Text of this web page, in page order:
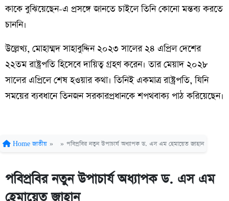
কাকে বুঝিয়েছেন-এ প্রসঙ্গে জানতে চাইলে তিনি কোনো মন্তব্য করতে
চাননি।
উল্লেখ্য, মোহাম্মদ সাহাবুদ্দিন ২০২৩ সালের ২৪ এপ্রিল দেশের
২২তম রাষ্ট্রপতি হিসেবে দায়িত্ব গ্রহণ করেন। তার মেয়াদ ২০২৮
সালের এপ্রিলে শেষ হওয়ার কথা। তিনিই একমাত্র রাষ্ট্রপতি, যিনি
সময়ের ব্যবধানে তিনজন সরকারপ্রধানকে শপথবাক্য পাঠ করিয়েছেন।
Home জাতীয় » » পবিপ্রবির নতুন উপাচার্য অধ্যাপক ড. এস এম হেমায়েত জাহান
পবিপ্রবির নতুন উপাচার্য অধ্যাপক ড. এস এম
হেমায়েত জাহান